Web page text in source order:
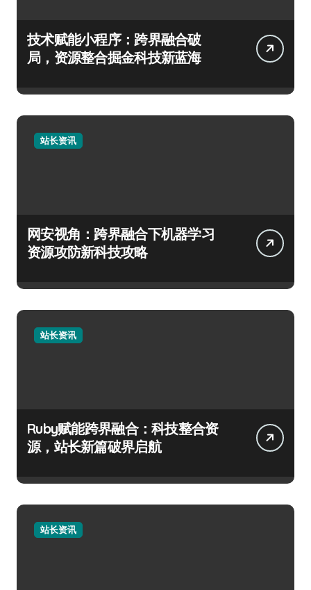
技术赋能小程序：跨界融合破
局，资源整合掘金科技新蓝海
站长资讯
网安视角：跨界融合下机器学习
资源攻防新科技攻略
站长资讯
Ruby赋能跨界融合：科技整合资
源，站长新篇破界启航
站长资讯